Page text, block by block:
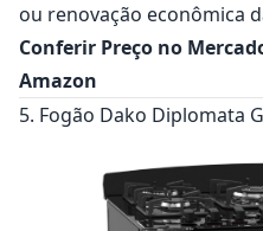
ou renovação econômica
Conferir Preço no
Amazon
5. Fogão Dako Diplomata